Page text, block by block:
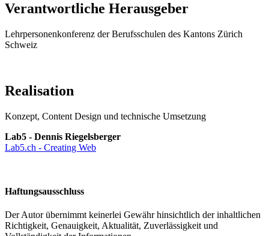
Verantwortliche Herausgeber
Lehrpersonenkonferenz der Berufsschulen des Kantons Zürich
Schweiz
Realisation
Konzept, Content Design und technische Umsetzung
Lab5 - Dennis Riegelsberger
Lab5.ch - Creating Web
Haftungsausschluss
Der Autor übernimmt keinerlei Gewähr hinsichtlich der inhaltlichen
Richtigkeit, Genauigkeit, Aktualität, Zuverlässigkeit und